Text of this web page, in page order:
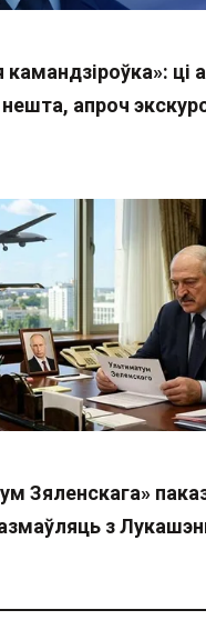
камандзіроўка»: ці
апроч
Зяленскага»
з